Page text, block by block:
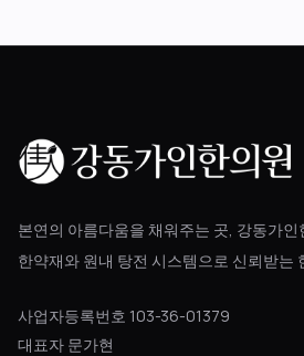
본연의 아름다움을 채워주는 곳, 강동가인
한약재와 원내 탕전 시스템으로 신뢰받는
사업자등록번호 103-36-01379
대표자 문가현